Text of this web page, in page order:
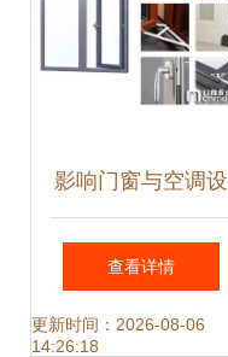
影响门窗与空调设
备使用寿命的关键
因素
查看详情
更新时间：2026-08-06
14:26:18